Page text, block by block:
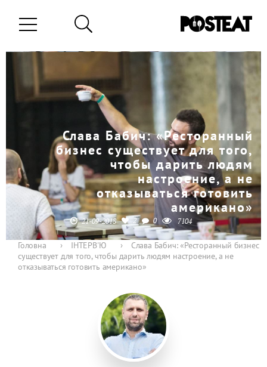
Слава Бабич: «Ресторанный
бизнес существует для того,
чтобы дарить людям
настроение, а не
отказываться готовить
американо»
21-09-2018 2 0 7104
Головна › ІНТЕРВ'Ю ›
Слава Бабич: «Ресторанный бизнес
существует для того, чтобы дарить людям настроение, а не
отказываться готовить американо»